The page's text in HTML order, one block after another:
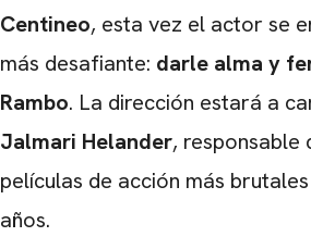
Centineo, esta vez el actor se
más desafiante: darle alma y
Rambo. La dirección estará a
Jalmari Helander, responsable
películas de acción más
años.